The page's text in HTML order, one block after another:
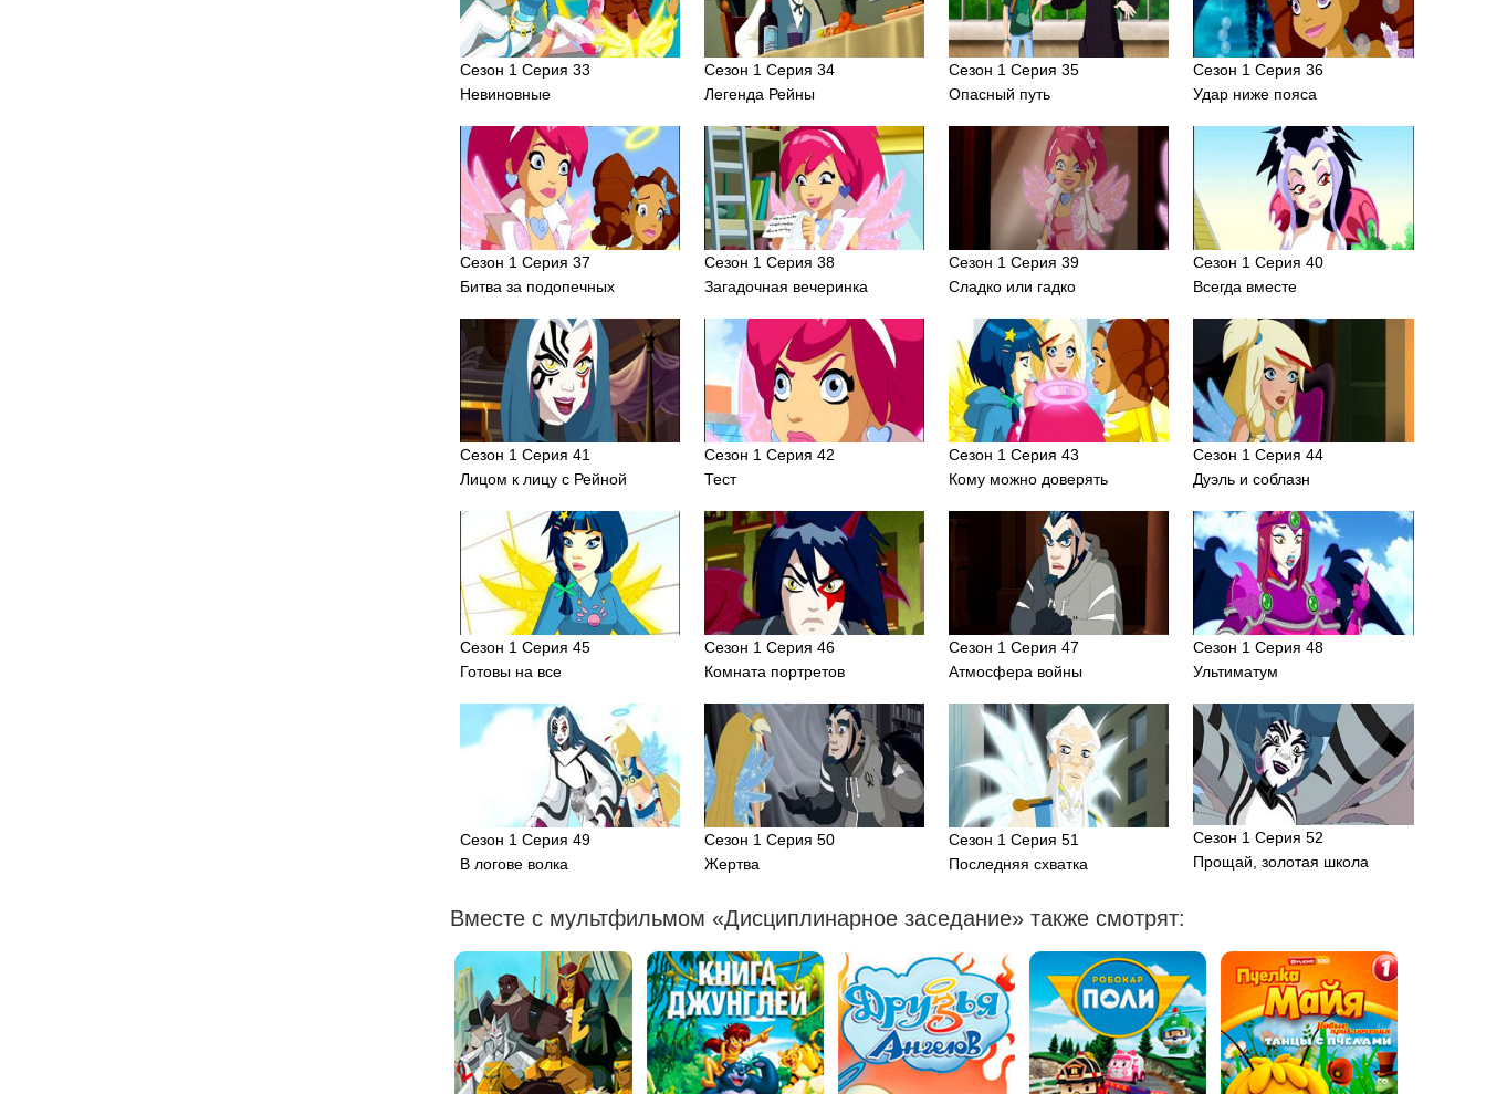
Сезон 1 Серия 33
Невиновные
Сезон 1 Серия 34
Легенда Рейны
Сезон 1 Серия 35
Опасный путь
Сезон 1 Серия 36
Удар ниже пояса
Сезон 1 Серия 37
Битва за подопечных
Сезон 1 Серия 38
Загадочная вечеринка
Сезон 1 Серия 39
Сладко или гадко
Сезон 1 Серия 40
Всегда вместе
Сезон 1 Серия 41
Лицом к лицу с Рейной
Сезон 1 Серия 42
Тест
Сезон 1 Серия 43
Кому можно доверять
Сезон 1 Серия 44
Дуэль и соблазн
Сезон 1 Серия 45
Готовы на все
Сезон 1 Серия 46
Комната портретов
Сезон 1 Серия 47
Атмосфера войны
Сезон 1 Серия 48
Ультиматум
Сезон 1 Серия 49
В логове волка
Сезон 1 Серия 50
Жертва
Сезон 1 Серия 51
Последняя схватка
Сезон 1 Серия 52
Прощай, золотая школа
Вместе с мультфильмом «Дисциплинарное заседание» также смотрят: